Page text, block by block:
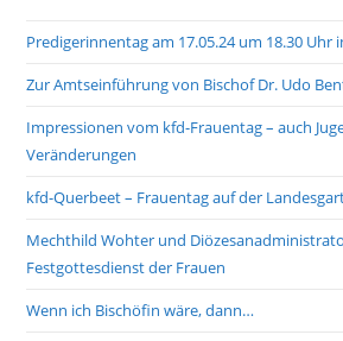
Predigerinnentag am 17.05.24 um 18.30 Uhr
Zur Amtseinführung von Bischof Dr. Udo
Impressionen vom kfd-Frauentag – auch
Veränderungen
kfd-Querbeet – Frauentag auf der
Mechthild Wohter und
Festgottesdienst der Frauen
Wenn ich Bischöfin wäre, dann…